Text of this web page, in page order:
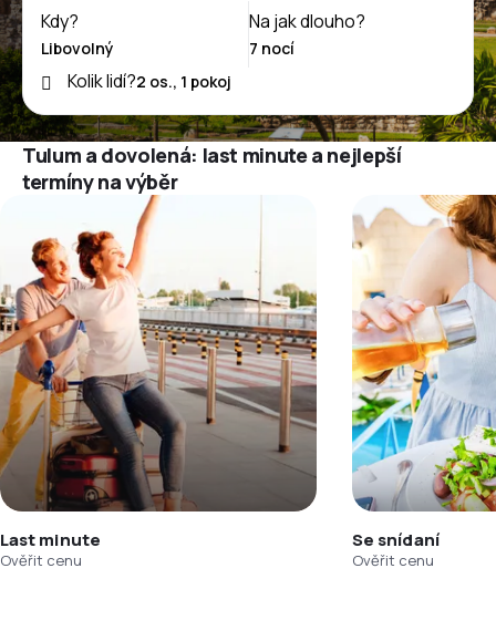
Kdy?
Na jak dlouho?
Kolik lidí?
Tulum a dovolená: last minute a nejlepší
termíny na výběr
Last minute
Ověřit cenu
Se snídaní
Ověřit cenu